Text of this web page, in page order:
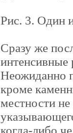
Рис. 3. Один
Сразу же
интенсивные
Неожиданно
кроме
местности
когда-либо